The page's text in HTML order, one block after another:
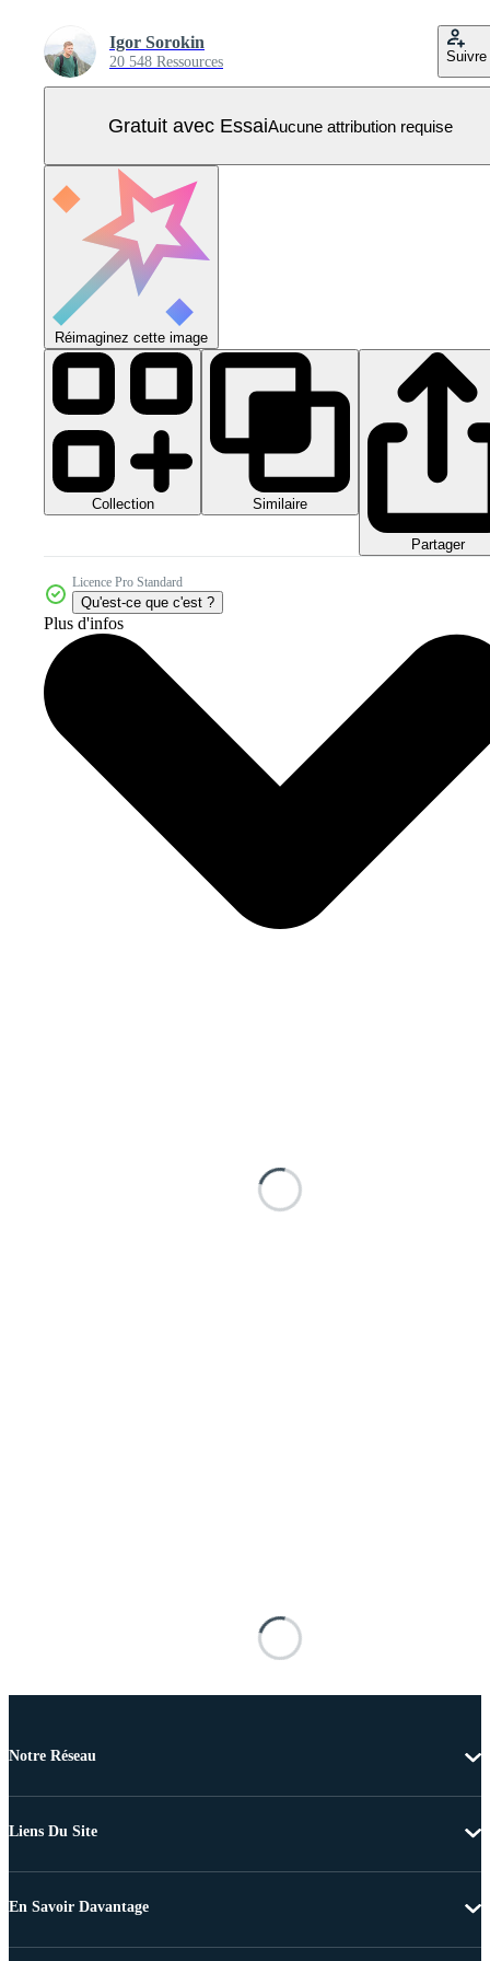
Igor Sorokin
20 548 Ressources Suivre
Gratuit avec EssaiAucune attribution requise
Réimaginez cette image
Collection Similaire
Partager
Licence Pro Standard
Qu'est-ce que c'est ?
Plus d'infos
Notre Réseau
Liens Du Site
En Savoir Davantage